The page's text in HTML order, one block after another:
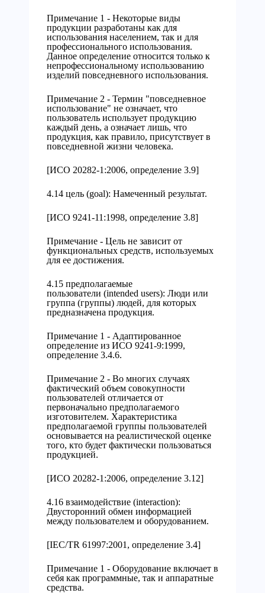
Примечание 1 - Некоторые виды
продукции разработаны как для
использования населением, так и для
профессионального использования.
Данное определение относится только к
непрофессиональному использованию
изделий повседневного использования.
Примечание 2 - Термин "повседневное
использование" не означает, что
пользователь использует продукцию
каждый день, а означает лишь, что
продукция, как правило, присутствует в
повседневной жизни человека.
[ИСО 20282-1:2006, определение 3.9]
4.14 цель (goal): Намеченный результат.
[ИСО 9241-11:1998, определение 3.8]
Примечание - Цель не зависит от
функциональных средств, используемых
для ее достижения.
4.15 предполагаемые
пользователи (intended users): Люди или
группа (группы) людей, для которых
предназначена продукция.
Примечание 1 - Адаптированное
определение из ИСО 9241-9:1999,
определение 3.4.6.
Примечание 2 - Во многих случаях
фактический объем совокупности
пользователей отличается от
первоначально предполагаемого
изготовителем. Характеристика
предполагаемой группы пользователей
основывается на реалистической оценке
того, кто будет фактически пользоваться
продукцией.
[ИСО 20282-1:2006, определение 3.12]
4.16 взаимодействие (interaction):
Двусторонний обмен информацией
между пользователем и оборудованием.
[IEC/TR 61997:2001, определение 3.4]
Примечание 1 - Оборудование включает в
себя как программные, так и аппаратные
средства.